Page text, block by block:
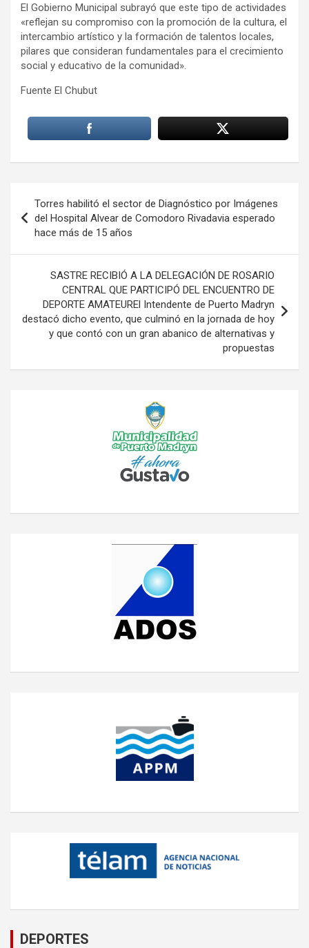
El Gobierno Municipal subrayó que este tipo de actividades
«reflejan su compromiso con la promoción de la cultura, el
intercambio artístico y la formación de talentos locales,
pilares que consideran fundamentales para el crecimiento
social y educativo de la comunidad».
Fuente El Chubut
de
entradas
Torres habilitó el sector de Diagnóstico por Imágenes
del Hospital Alvear de Comodoro Rivadavia esperado
hace más de 15 años
SASTRE RECIBIÓ A LA DELEGACIÓN DE ROSARIO
CENTRAL QUE PARTICIPÓ DEL ENCUENTRO DE
DEPORTE AMATEUREl Intendente de Puerto Madryn
destacó dicho evento, que culminó en la jornada de hoy
y que contó con un gran abanico de alternativas y
propuestas
DEPORTES